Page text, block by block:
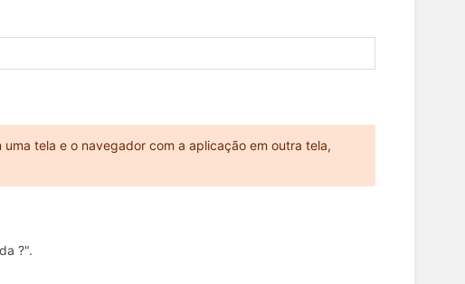
tela e o navegador com a aplicação em outra tela,
?".